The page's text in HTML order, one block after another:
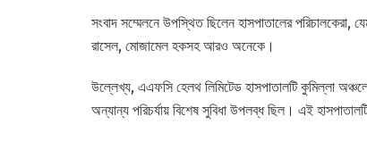
সংবাদ সম্মেলনে উপস্থিত ছিলেন হাসপাতালের পরিচালকেরা,
রাসেল, মোজামেল হকসহ আরও অনেকে।
উল্লেখ্য, এএফসি হেলথ লিমিটেড হাসপাতালটি কুমিল্লা
অন্যান্য পরিচর্যায় বিশেষ সুবিধা উপলব্ধ ছিল। এই